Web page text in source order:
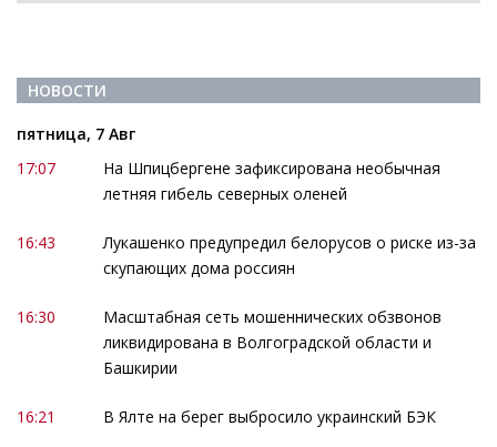
НОВОСТИ
пятница, 7 Авг
17:07
На Шпицбергене зафиксирована необычная
летняя гибель северных оленей
16:43
Лукашенко предупредил белорусов о риске из-за
скупающих дома россиян
16:30
Масштабная сеть мошеннических обзвонов
ликвидирована в Волгоградской области и
Башкирии
16:21 В Ялте на берег выбросило украинский БЭК